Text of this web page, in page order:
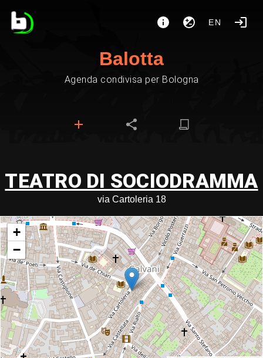
EN
Balotta
Agenda condivisa per Bologna
TEATRO DI SOCIODRAMMA
via Cartoleria 18
+
−